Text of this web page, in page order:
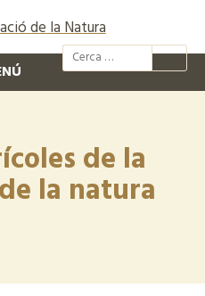
@xcn.cat
de la
la natura